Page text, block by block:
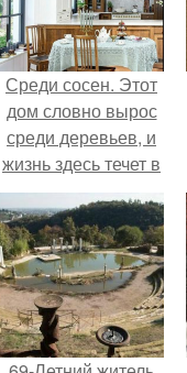
Среди сосен. Этот
дом словно вырос
среди деревьев, и
жизнь здесь течет в
собственном ритме
- спокойно, без
спешки и лишнего
шума.